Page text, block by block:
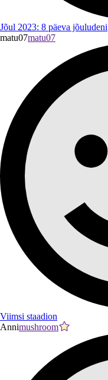
Jõul 2023: 8 päeva jõuludeni
matu07matu07
Viimsi staadion
Annimushroom